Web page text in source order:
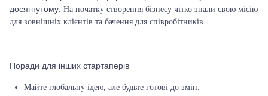
досягнутому. На початку створення бізнесу чітко знали свою місію
для зовнішніх клієнтів та бачення для співробітників.
Поради для інших стартаперів
Майте глобальну ідею, але будьте готові до змін.